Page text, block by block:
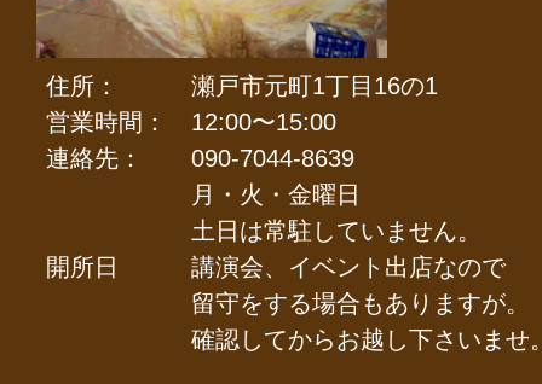
住所：
瀬戸市元町1丁目16の1
営業時間：
12:00〜15:00
連絡先：
090-7044-8639
開所日
月・火・金曜日
土日は常駐していません。
講演会、イベント出店なので
留守をする場合もありますが。
確認してからお越し下さいませ